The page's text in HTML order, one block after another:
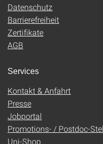
Datenschutz
Barrierefreiheit
Zertifikate
AGB
Services
Kontakt & Anfahrt
Presse
Jobportal
Promotions- / Postdoc-
Uni-Shop